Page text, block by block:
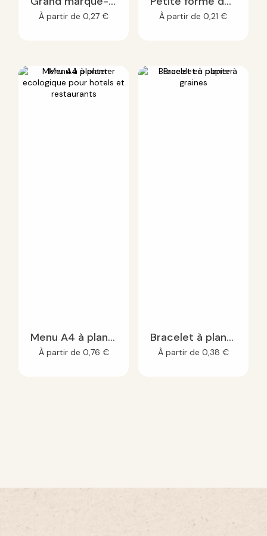
À partir de0,27€ À partir de0,21€
Menu A4 à planter
À partir de 0,76 €
Bracelet à planter
À partir de 0,38 €